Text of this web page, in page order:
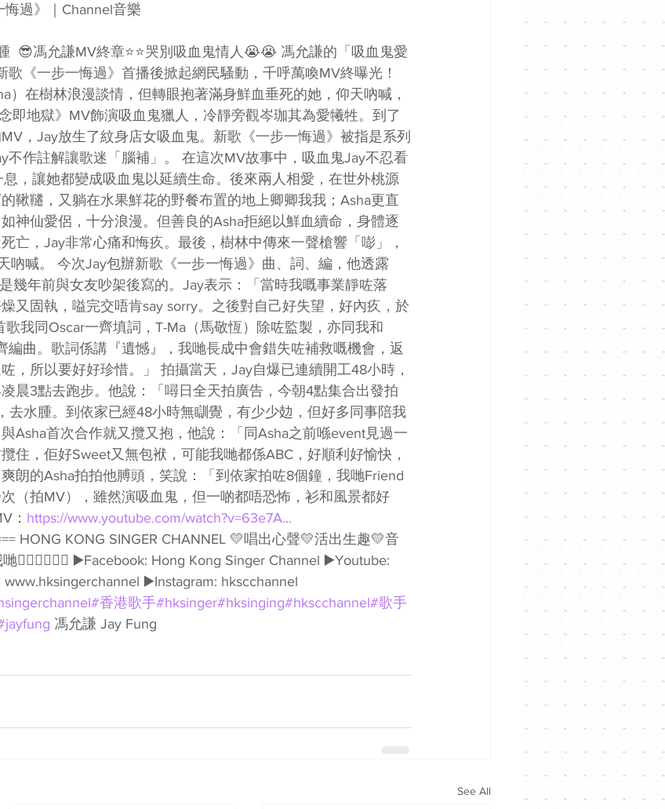
過》｜Channel音樂
😎馮允謙MV終章⭐️⭐️哭別吸血鬼情人😭😭 馮允謙的「吸血鬼愛
《一步一悔過》首播後掀起網民騷動，千呼萬喚MV終曝光！
）在樹林浪漫談情，但轉眼抱著滿身鮮血垂死的她，仰天吶喊，
即地獄》MV飾演吸血鬼獵人，冷靜旁觀岑珈其為愛犧牲。到了
，Jay放生了紋身店女吸血鬼。新歌《一步一悔過》被指是系列
不作註解讓歌迷「腦補」。 在這次MV故事中，吸血鬼Jay不忍看
息，讓她都變成吸血鬼以延續生命。後來兩人相愛，在世外桃源
鞦韆，又躺在水果鮮花的野餐布置的地上卿卿我我；Asha更直
神仙愛侶，十分浪漫。但善良的Asha拒絕以鮮血續命，身體逐
亡，Jay非常心痛和悔疚。最後，樹林中傳來一聲槍響「嘭」，
吶喊。 今次Jay包辦新歌《一步一悔過》曲、詞、編，他透露
幾年前與女友吵架後寫的。Jay表示：「當時我嘅事業靜咗落
又固執，嗌完交唔肯say sorry。之後對自己好失望，好內疚，於
我同Oscar一齊填詞，T-Ma（馬敬恆）除咗監製，亦同我和
編曲。歌詞係講『遺憾』，我哋長成中會錯失咗補救嘅機會，返
，所以要好好珍惜。」 拍攝當天，Jay自爆已連續開工48小時，
晨3點去跑步。他說：「噚日全天拍廣告，今朝4點集合出發拍
去水腫。到依家已經48小時無瞓覺，有少少攰，但好多同事陪我
Asha首次合作就又攬又抱，他說：「同Asha之前喺event見過一
住，佢好Sweet又無包袱，可能我哋都係ABC，好順利好愉快，
朗的Asha拍拍他膊頭，笑說：「到依家拍咗8個鐘，我哋Friend
（拍MV），雖然演吸血鬼，但一啲都唔恐怖，衫和風景都好
： https://www.youtube.com/watch?v=63e7A...
HONG KONG SINGER CHANNEL 💛唱出心聲💛活出生趣💛音
👇🏻👇🏻🥰🥰 ▶️Facebook: Hong Kong Singer Channel ▶️Youtube:
▶️Instagram: hkscchannel
#香港歌手#hksinger#hksinging#hkscchannel#歌手
馮允謙 Jay Fung
See All